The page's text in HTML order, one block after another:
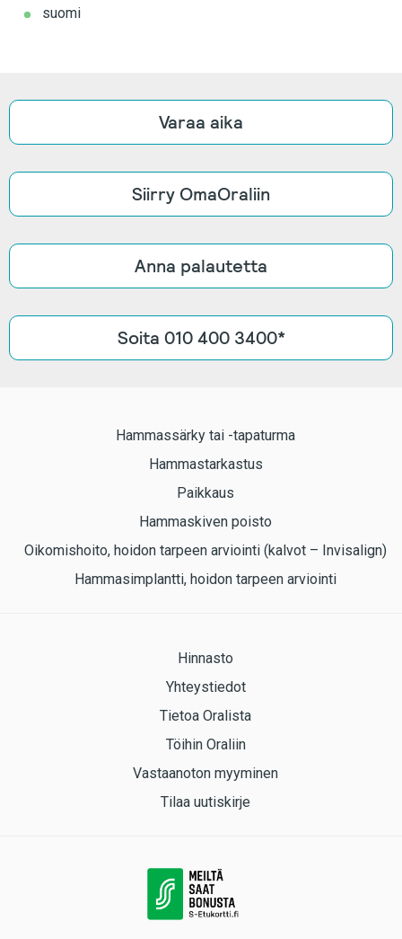
suomi
Varaa aika
Siirry OmaOraliin
Anna palautetta
Soita 010 400 3400*
Hammassärky tai -tapaturma
Hammastarkastus
Paikkaus
Hammaskiven poisto
Oikomishoito, hoidon tarpeen arviointi (kalvot – Invisalign)
Hammasimplantti, hoidon tarpeen arviointi
Hinnasto
Yhteystiedot
Tietoa Oralista
Töihin Oraliin
Vastaanoton myyminen
Tilaa uutiskirje